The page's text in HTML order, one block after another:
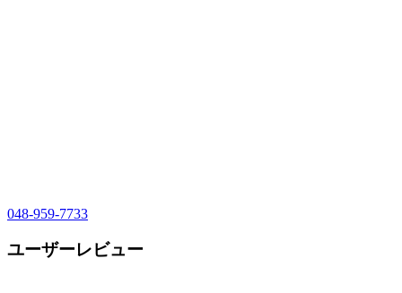
048-959-7733
ユーザーレビュー